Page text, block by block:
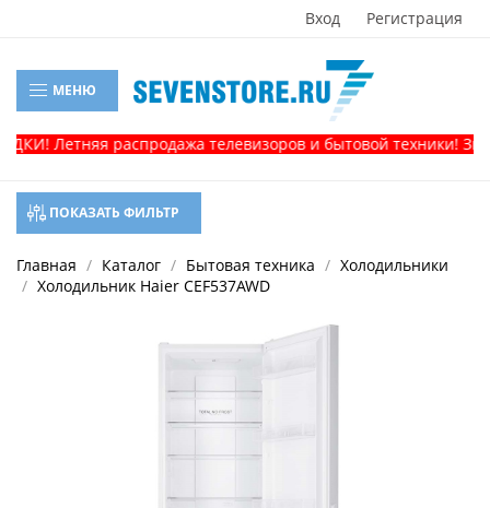
Вход Регистрация
МЕНЮ
Летняя распродажа телевизоров и бытовой техники!
ПОКАЗАТЬ ФИЛЬТР
Главная Каталог Бытовая техника
Холодильники
Холодильник Haier CEF537AWD